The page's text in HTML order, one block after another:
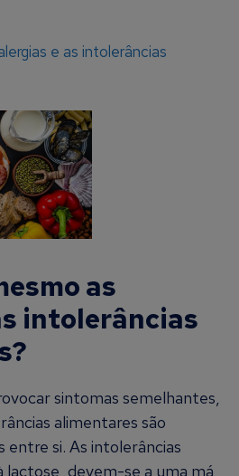
e as intolerâncias
as
intolerâncias
sintomas semelhantes,
alimentares são
si. As intolerâncias
lactose, devem-se a uma má